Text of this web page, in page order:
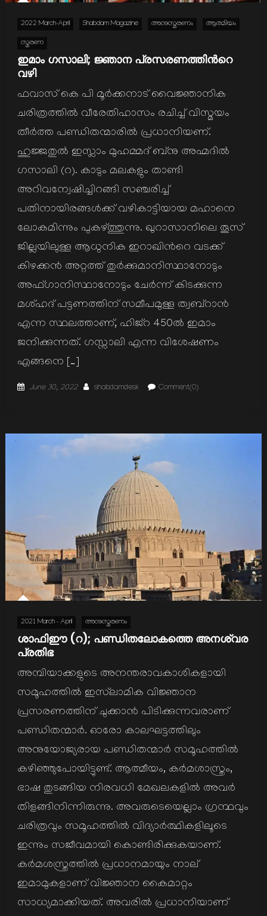
2022 March-April Shabdam Magazine അനുസ്മരണം ആത്മിയം
സ്മരണ
ഇമാം ഗസാലി; ജ്ഞാന പ്രസരണത്തിന്‍റെ
വഴി
ഫവാസ് കെ പി മൂര്‍ക്കനാട് വൈജ്ഞാനിക
ചരിത്രത്തില്‍ വീരേതിഹാസം രചിച്ച് വിസ്മയം
തീര്‍ത്ത പണ്ഡിതന്മാരില്‍ പ്രധാനിയണ്.
ഹുജ്ജതുല്‍ ഇസ്ലാം മുഹമ്മദ് ബ്നു അഹ്മദില്‍
ഗസാലി (റ). കാടും മലകളും താണ്ടി
അറിവന്വേഷിച്ചിറങ്ങി സഞ്ചരിച്ച്
പതിനായിരങ്ങള്‍ക്ക് വഴികാട്ടിയായ മഹാനെ
ലോകമിന്നും പുകഴ്ത്തുന്നു. ഖുറാസാനിലെ തൂസ്
ജില്ലയിലുള്ള ആധുനിക ഇറാഖിന്‍റെ വടക്ക്
കിഴക്കന്‍ അറ്റത്ത് തുര്‍ക്കുമാനിസ്ഥാനോടും
അഫ്ഗാനിസ്ഥാനോടും ചേര്‍ന്ന് കിടക്കുന്ന
മശ്ഹദ് പട്ടണത്തിന് സമീപമുള്ള ത്വബ്റാന്‍
എന്ന സ്ഥലത്താണ്, ഹിജ്റ 450ല്‍ ഇമാം
ജനിക്കുന്നത്. ഗസ്സാലി എന്ന വിശേഷണം
എങ്ങനെ […]
Posted
June 30, 2022 Author
shabdamdesk Comment(0)
2021 March - April അനുസ്മരണം
ശാഫിഈ (റ); പണ്ഡിതലോകത്തെ അനശ്വര
പ്രതിഭ
അമ്പിയാക്കളുടെ അനന്തരാവകാശികളായി
സമൂഹത്തില്‍ ഇസ്‌ലാമിക വിജ്ഞാന
പ്രസരണത്തിന് ചുക്കാന്‍ പിടിക്കുന്നവരാണ്
പണ്ഡിതന്മാര്‍. ഓരോ കാലഘട്ടത്തിലും
അനുയോജ്യരായ പണ്ഡിതന്മാര്‍ സമൂഹത്തില്‍
കഴിഞ്ഞുപോയിട്ടുണ്ട്. ആത്മീയം, കര്‍മശാസ്ത്രം,
ഭാഷ തുടങ്ങിയ നിരവധി മേഖലകളില്‍ അവര്‍
തിളങ്ങിനിന്നിരുന്നു. അവരുടെയെല്ലാം ഗ്രന്ഥവും
ചരിത്രവും സമൂഹത്തില്‍ വിദ്യാര്‍ത്ഥികളിലൂടെ
ഇന്നും സജീവമായി കൊണ്ടിരിക്കുകയാണ്.
കര്‍മശസ്ത്രത്തില്‍ പ്രധാനമായും നാല്
ഇമാമുകളാണ് വിജ്ഞാന കൈമാറ്റം
സാധ്യമാക്കിയത്. അവരില്‍ പ്രധാനിയാണ്